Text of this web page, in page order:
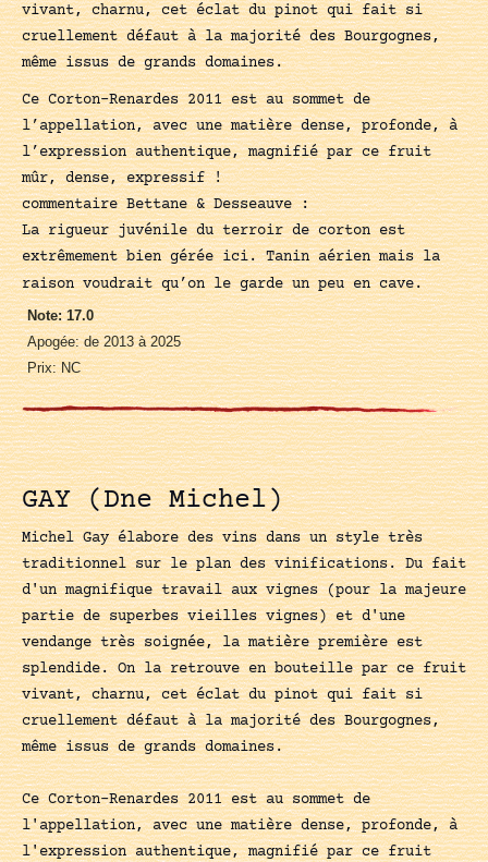
vivant, charnu, cet éclat du pinot qui fait si
cruellement défaut à la majorité des Bourgognes,
même issus de grands domaines.
Ce Corton-Renardes 2011 est au sommet de
l’appellation, avec une matière dense, profonde, à
l’expression authentique, magnifié par ce fruit
mûr, dense, expressif !
commentaire Bettane & Desseauve :
La rigueur juvénile du terroir de corton est
extrêmement bien gérée ici. Tanin aérien mais la
raison voudrait qu’on le garde un peu en cave.
Note: 17.0
Apogée: de 2013 à 2025
Prix: NC
GAY (Dne Michel)
Michel Gay élabore des vins dans un style très
traditionnel sur le plan des vinifications. Du fait
d'un magnifique travail aux vignes (pour la majeure
partie de superbes vieilles vignes) et d'une
vendange très soignée, la matière première est
splendide. On la retrouve en bouteille par ce fruit
vivant, charnu, cet éclat du pinot qui fait si
cruellement défaut à la majorité des Bourgognes,
même issus de grands domaines.
Ce Corton-Renardes 2011 est au sommet de
l'appellation, avec une matière dense, profonde, à
l'expression authentique, magnifié par ce fruit